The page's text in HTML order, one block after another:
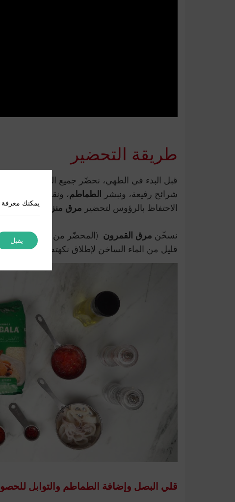
طريقة التحضير
قبل البدء في الطهي، نحضّر جميع المكونات
شرائح رفيعة، ونبشر الطماطم، ونقطّع
الاحتفاظ بالرؤوس لتحضير مرق منزلي غني
نسخّن مرق القمرون (المحضّر من الرؤوس،
قليل من الماء الساخن لإطلاق نكهته. تحضير
قلي البصل وإضافة الطماطم والتوابل
يمكنك معرفة
يقبل